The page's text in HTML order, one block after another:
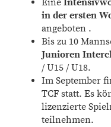
Eine
in der ersten
angeboten .
Bis zu 10
Junioren
/ U15 / U18.
Im September
TCF statt. Es
lizenzierte
teilnehmen.